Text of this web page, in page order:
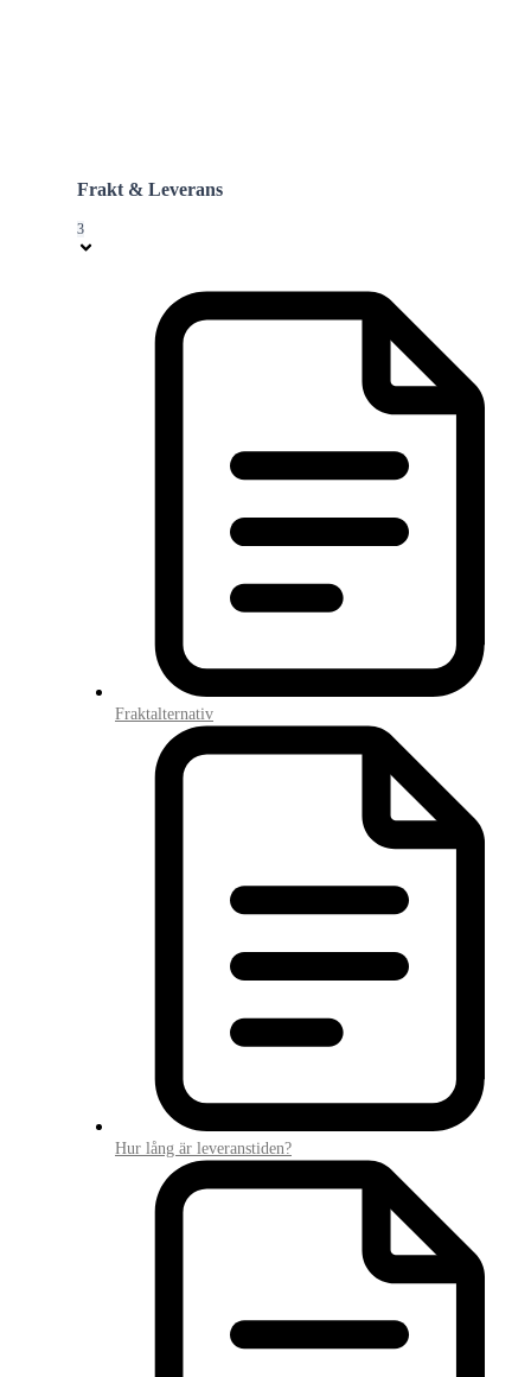
Frakt & Leverans
3
Fraktalternativ
Hur lång är leveranstiden?